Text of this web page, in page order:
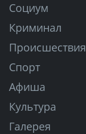
Социум
Криминал
Происшествия
Спорт
Афиша
Культура
Галерея